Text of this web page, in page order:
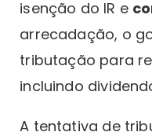
isenção do IR e
arrecadação, o
tributação para
incluindo
A tentativa de